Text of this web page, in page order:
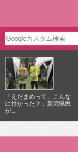
「えだまめって、こんな
に甘かった？」新潟県民
が...